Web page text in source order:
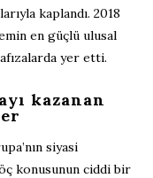
kaplandı. 2018
en güçlü ulusal
yer etti.
kazanan
siyasi
konusunun ciddi bir